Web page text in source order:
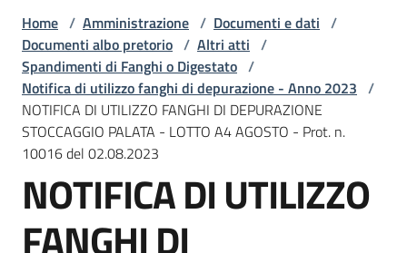
Amministrazione
Menu selezionato
Novità
Servizi
Vivere
Galliera
Home / Amministrazione / Documenti e dati /
Documenti albo pretorio / Altri atti /
Spandimenti di Fanghi o Digestato /
Notifica di utilizzo fanghi di depurazione - Anno 2023 /
NOTIFICA DI UTILIZZO FANGHI DI DEPURAZIONE
STOCCAGGIO PALATA - LOTTO A4 AGOSTO - Prot. n.
10016 del 02.08.2023
NOTIFICA DI UTILIZZO
FANGHI DI